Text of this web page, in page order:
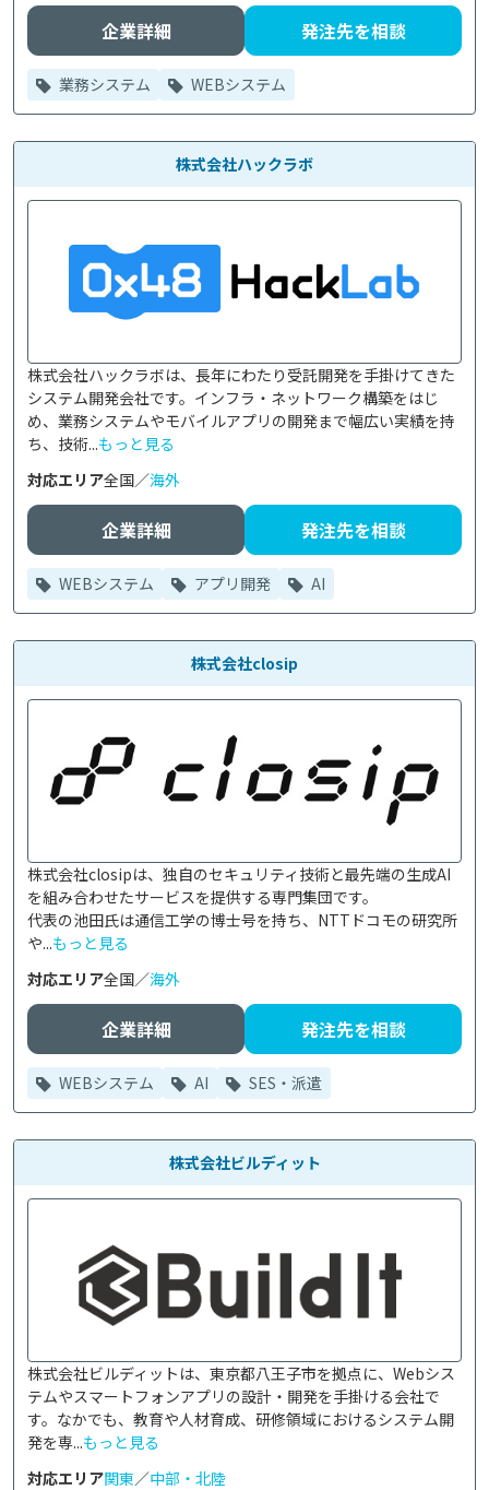
企業詳細 発注先を相談
業務システム WEBシステム
株式会社ハックラボ
株式会社ハックラボは、長年にわたり受託開発を手掛けてきた
システム開発会社です。インフラ・ネットワーク構築をはじ
め、業務システムやモバイルアプリの開発まで幅広い実績を持
ち、技術...もっと見る
対応エリア全国／海外
企業詳細 発注先を相談
WEBシステム アプリ開発 AI
株式会社closip
株式会社closipは、独自のセキュリティ技術と最先端の生成AI
を組み合わせたサービスを提供する専門集団です。
代表の池田氏は通信工学の博士号を持ち、NTTドコモの研究所
や...もっと見る
対応エリア全国／海外
企業詳細 発注先を相談
WEBシステム AI SES・派遣
株式会社ビルディット
株式会社ビルディットは、東京都八王子市を拠点に、Webシス
テムやスマートフォンアプリの設計・開発を手掛ける会社で
す。なかでも、教育や人材育成、研修領域におけるシステム開
発を専...もっと見る
対応エリア関東／中部・北陸